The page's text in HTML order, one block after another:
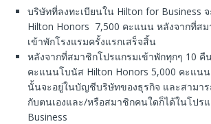
บริษัทที่ลงทะเบียนใน Hilton for Business
Hilton Honors 7,500 คะแนน หลังจากที่ส
เข้าพักโรงแรมครั้งแรกเสร็จสิ้น
หลังจากที่สมาชิกโปรแกรมเข้าพักทุกๆ 10 คื
คะแนนโบนัส Hilton Honors 5,000 คะแน
นั้นจะอยู่ในบัญชีบริษัทของธุรกิจ และสามาร
กับตนเองและ/หรือสมาชิกคนใดก็ได้ในโปร
Business